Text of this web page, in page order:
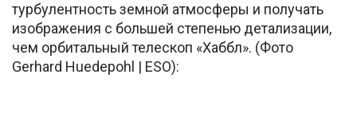
турбулентность земной атмосферы и получать
изображения с большей степенью детализации,
чем орбитальный телескоп «Хаббл». (Фото
Gerhard Huedepohl | ESO):